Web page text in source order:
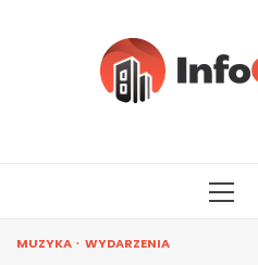
MUZYKA WYDARZENIA